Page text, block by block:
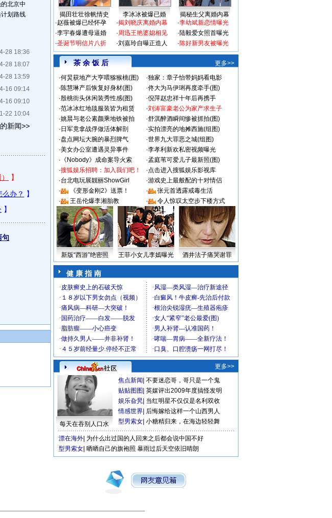
北京中
划路线
28 18:36
28 18:07
28 13:59
16 09:14
16 09:10
22 10:04
新闻>>
句
揭田壮壮徐帆情史 李冰冰被爆已婚
揭秘生父离婚内幕
·赵薇被爆已经怀孕
·李宇春爆遭母逼婚
·圣诞节明信片八折
·揭刘晓庆离婚内幕
·周迅王艳婆媳相见
·刘嘉玲自曝正造人
·李幼斌新恋情曝光
·陆毅爱女照首曝光
·陈好新男友被曝光
茶 余 饭 后
更多>>
·何炅获地产大亨喂猕猴桃(图) ·独家：章子怡带妈妈看电影
·陈慧琳产后恢复好身材(图) ·佟大为马伊琍再度牵手(图)
·殷桃街头休闲装秀性感(图) ·倪萍赵忠祥十年后再携手
·范冰冰红地毯服装皆为租赁 ·刘涛富豪老公为家产求生子
·姚晨与老公素颜乘地铁被拍 ·舒淇醉酒瞬间惨被抓拍(图)
· 日军竟拿战俘做活体解剖 ·实拍漂亮的地摊西施(组图)
·盘点网坛大腕的暴烈脾气 ·世界九大罪恶之城(组图)
·美女办公室遭遇灵异事件 ·李孝利新欢私密视频曝光
· 《Nobody》成命案导火索 ·孟庭苇可爱儿子最新照(图)
·搜狐娱乐招聘：加入我们吧！ ·点击进入搜狐娱乐影视库
·台北电玩展靓丽ShowGirl ·游戏史上最般配的十对情侣
·
《变形金刚2》送票！ ·
张元首透露戒毒生活
·
王岳伦爆李湘胎教 · 令人惊叹太空步下楼方式
新版“西游”绝密照 王菲小女儿李嫣曝光 酒井法子痛哭谢罪
健 康 指 南
更多>>
每天在吞别人口水
焦点新闻 不要迷恋哥，哥只是一个鬼
贴贴图图 英媒评出2009年度搞怪发明
娱乐旮旯 当红明星不仅仅是名利双收
情感世界 后悔嫁给这样一个山西男人
型男索女 小糖精归来，在海边轻轻舞
漂在海外 为什么出过国的人回来之后都会说中国不好
型男索女 晒晒自己的旗袍照 暴雨过后天空依旧晴朗